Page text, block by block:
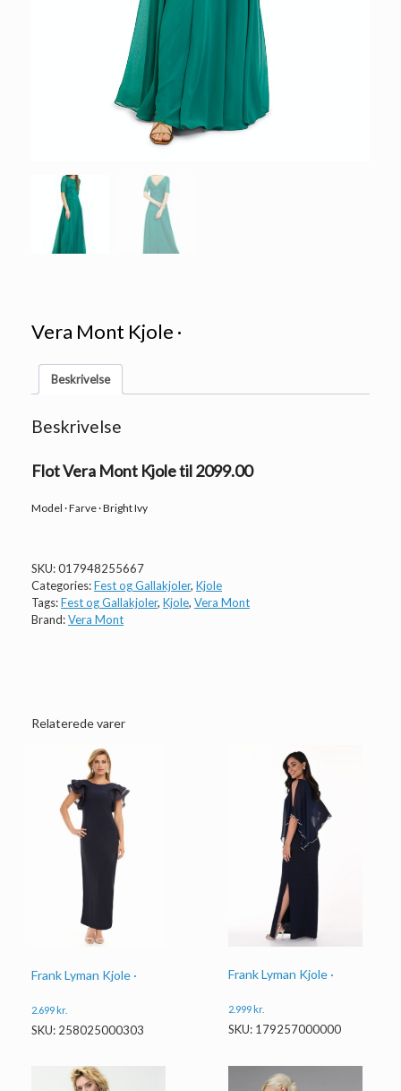
Vera Mont Kjole ·
Beskrivelse
Beskrivelse
Flot Vera Mont Kjole til 2099.00
Model · Farve · Bright Ivy
SKU:017948255667
Categories:Fest og Gallakjoler, Kjole
Tags:Fest og Gallakjoler, Kjole, Vera Mont
Brand:Vera Mont
Relaterede varer
Frank Lyman Kjole ·
2.699kr.
SKU: 258025000303
Frank Lyman Kjole ·
2.999kr.
SKU: 179257000000